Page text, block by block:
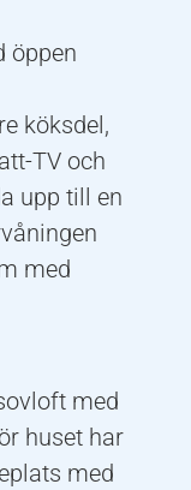
öppen
köksdel,
TV och
upp till en
med
med
huset har
med